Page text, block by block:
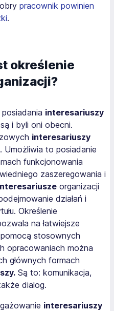
pracownik powinien
.
określenie
interesariuszy
i byli oni obecni.
interesariuszy
Umożliwia to posiadanie
funkcjonowania
zaszeregowania i
organizacji
działań i
Określenie
na łatwiejsze
stosownych
opracowaniach można
głównych formach
Są to: komunikacja,
dialog.
interesariuszy